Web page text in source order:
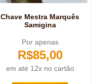
Chave Mestra Marquês
Samigina
Por apenas
R$85,00
em até 12x no cartão